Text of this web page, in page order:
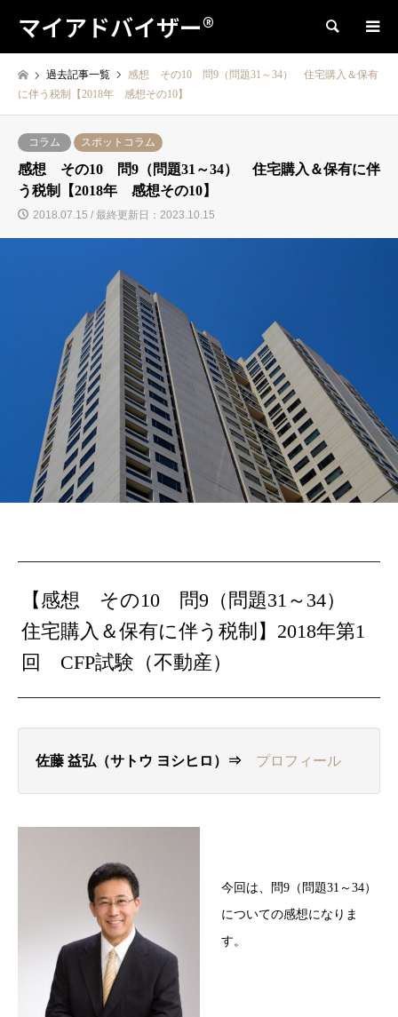
マイアドバイザー® 検索
過去記事一覧
感想 その10 問9（問題31～34） 住宅購入＆保有
に伴う税制【2018年 感想その10】
コラム スポットコラム
感想 その10 問9（問題31～34） 住宅購入＆保有に伴
う税制【2018年 感想その10】
2018.07.15 / 最終更新日：2023.10.15
【感想 その10 問9（問題31～34）
住宅購入＆保有に伴う税制】2018年第1
回 CFP試験（不動産）
佐藤 益弘（サトウ ヨシヒロ）⇒ プロフィール
今回は、問9（問題31～34）
についての感想になりま
す。